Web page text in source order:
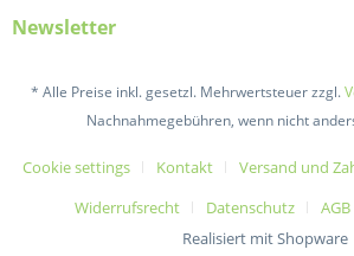
Newsletter
* Alle Preise inkl. gesetzl. Mehrwertsteuer zzgl.
Nachnahmegebühren, wenn nicht
Cookie settings Kontakt
Versand und
Widerrufsrecht
Datenschutz AGB
Realisiert mit Shopware